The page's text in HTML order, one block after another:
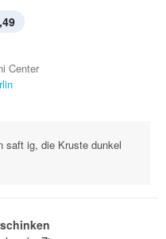
Center
saft ig, die Kruste dunkel